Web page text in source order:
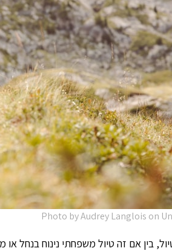
בין אם זה טיול משפחתי נינוח בנחל